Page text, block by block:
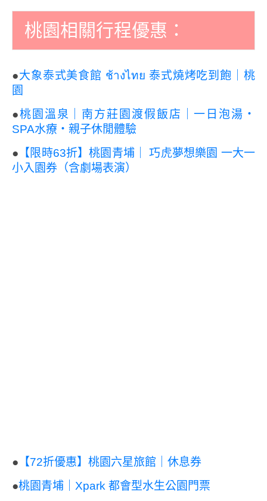
桃園相關行程優惠：
●大象泰式美食館 ช้างไทย 泰式燒烤吃到飽｜桃
園
●桃園溫泉｜南方莊園渡假飯店｜一日泡湯・
SPA水療・親子休閒體驗
● 【限時63折】桃園青埔｜ 巧虎夢想樂園 一大一
小入園券（含劇場表演）
● 【72折優惠】桃園六星旅館｜休息券
●桃園青埔｜Xpark 都會型水生公園門票